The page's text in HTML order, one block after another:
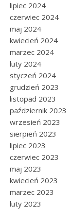
lipiec 2024
czerwiec 2024
maj 2024
kwiecień 2024
marzec 2024
luty 2024
styczeń 2024
grudzień 2023
listopad 2023
październik 2023
wrzesień 2023
sierpień 2023
lipiec 2023
czerwiec 2023
maj 2023
kwiecień 2023
marzec 2023
luty 2023